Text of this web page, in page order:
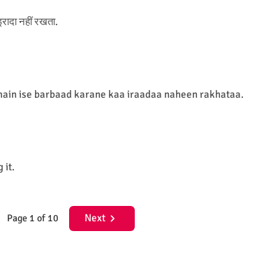
नहीं रखता.
ise barbaad karane kaa iraadaa naheen rakhataa.
it.
Page 1 of 10 Next